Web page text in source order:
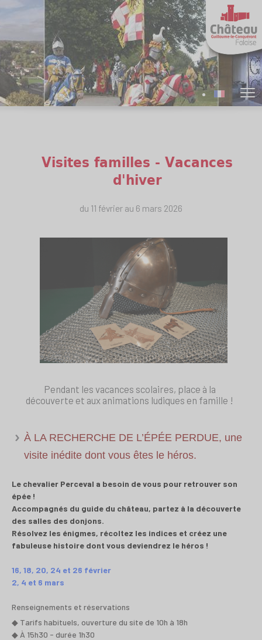
Visites familles - Vacances
d'hiver
du 11 février au 6 mars 2026
Pendant les vacances scolaires, place à la
découverte et aux animations ludiques en famille !
À LA RECHERCHE DE L’ÉPÉE PERDUE, une
visite inédite dont vous êtes le héros.
Le chevalier Perceval a besoin de vous pour retrouver son
épée !
Accompagnés du guide du château, partez à la découverte
des salles des donjons.
Résolvez les énigmes, récoltez les indices et créez une
fabuleuse histoire dont vous deviendrez le héros !
16, 18, 20, 24 et 26 février
2, 4 et 6 mars
Renseignements et réservations
◆ Tarifs habituels, ouverture du site de 10h à 18h
◆ À 15h30 - durée 1h30